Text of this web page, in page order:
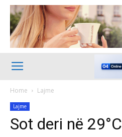
Home Lajme
Lajme
Sot deri në 29°C